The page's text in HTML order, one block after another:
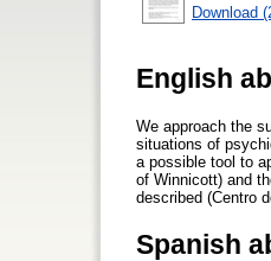
Download
English
We approach the
situations of
a possible tool to
of Winnicott) and
described (Centro
Spanish